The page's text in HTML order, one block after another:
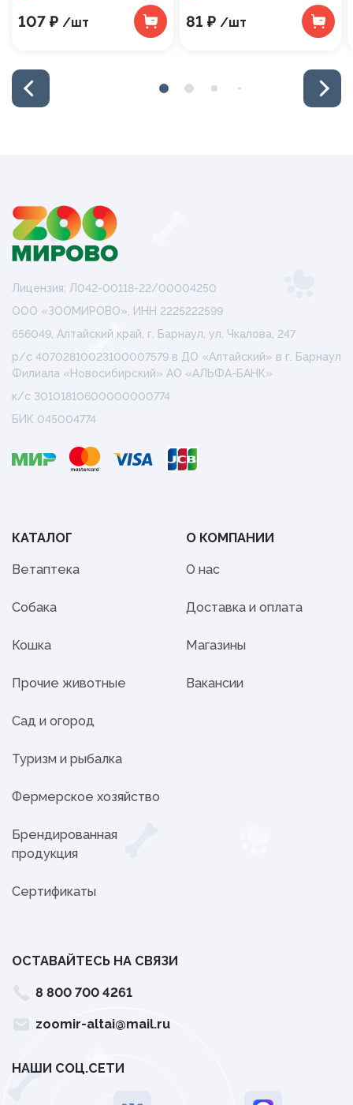
107 ₽ /шт 81 ₽ /шт
Лицензия: Л042-00118-22/00004250
ООО «ЗООМИРОВО», ИНН 2225222599
656049, Алтайский край, г. Барнаул, ул. Чкалова, 247
р/с 40702810023100007579 в ДО «Алтайский» в г. Барнаул
Филиала «Новосибирский» АО «АЛЬФА-БАНК»
к/с 30101810600000000774
БИК 045004774
КАТАЛОГ
Ветаптека
Собака
Кошка
Прочие животные
Сад и огород
Туризм и рыбалка
Фермерское хозяйство
Брендированная
продукция
Сертификаты
О КОМПАНИИ
О нас
Доставка и оплата
Магазины
Вакансии
ОСТАВАЙТЕСЬ НА СВЯЗИ
8 800 700 4261
zoomir-altai@mail.ru
НАШИ СОЦ.СЕТИ